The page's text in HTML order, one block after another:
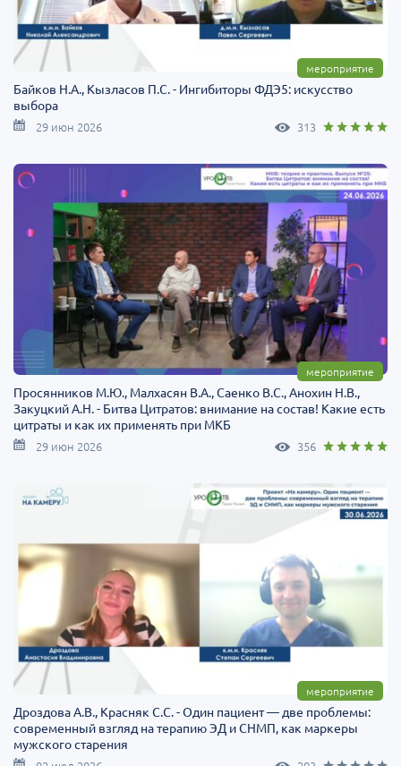
мероприятие
Байков Н.А., Кызласов П.C. - Ингибиторы ФДЭ5: искусство
выбора
29 июн 2026 313
мероприятие
Просянников М.Ю., Малхасян В.А., Саенко В.С., Анохин Н.В.,
Закуцкий А.Н. - Битва Цитратов: внимание на состав! Какие есть
цитраты и как их применять при МКБ
29 июн 2026 356
мероприятие
Дроздова А.В., Красняк С.С. - Один пациент — две проблемы:
современный взгляд на терапию ЭД и СНМП, как маркеры
мужского старения